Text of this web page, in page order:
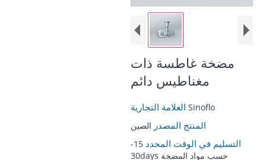
مضخة غاطسة ذات
مغناطيس دائم
Sinoflo
المنتج المصدر الصين
التسليم في الوقت المحدد
15-
30days حسب مواد المضخة